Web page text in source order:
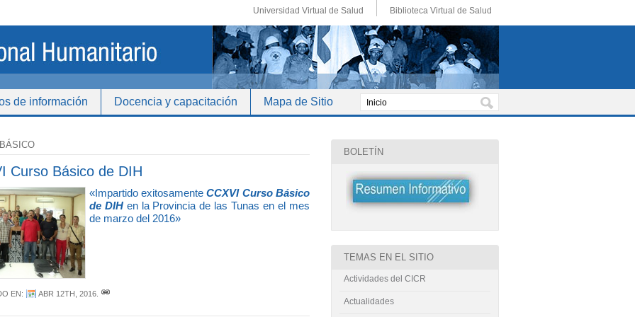
Universidad Virtual de Salud Biblioteca Virtual de Salud
de información Docencia y capacitación Mapa de Sitio
Curso Básico de DIH
«Impartido exitosamenteCCXVI Curso Básico
de DIHen la Provincia de las Tunas en el mes
de marzo del 2016»
EN: ABR 12TH, 2016.
BOLETÍN
TEMAS EN EL SITIO
Actividades del CICR
Actualidades